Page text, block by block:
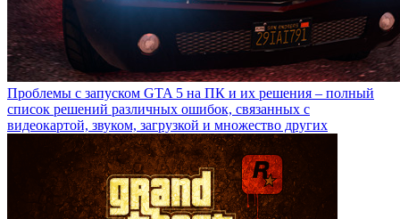
Проблемы с запуском GTA 5 на ПК и их решения – полный
список решений различных ошибок, связанных с
видеокартой, звуком, загрузкой и множество других